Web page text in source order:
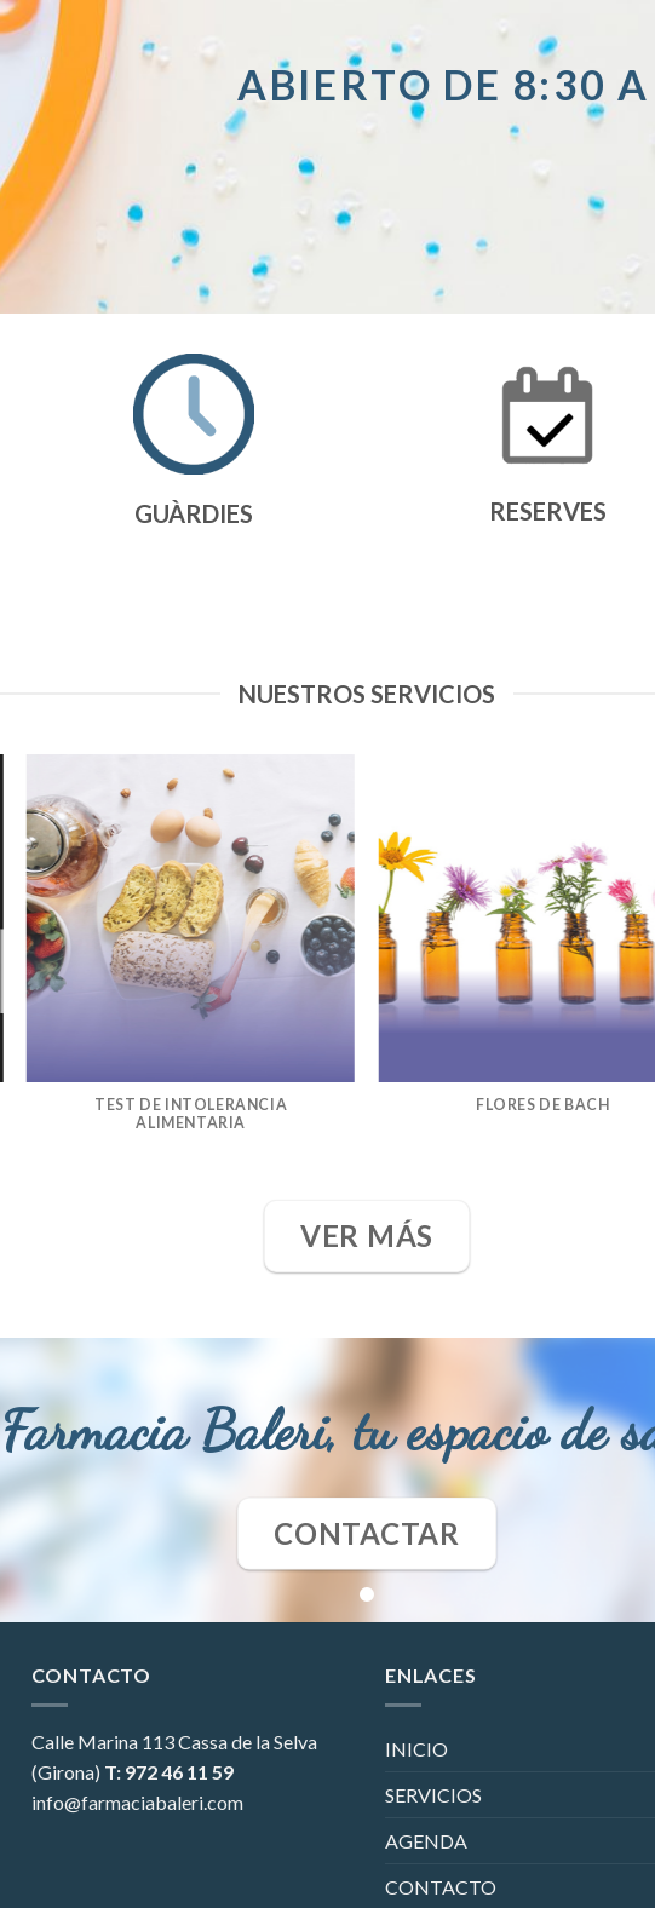
ABIERTO DE 8:30
GUÀRDIES RESERVES
NUESTROS SERVICIOS
TEST DE INTOLERANCIA
ALIMENTARIA
FLORES DE BACH
VER MÁS
Farmacia Baleri, tu espacio de
CONTACTAR
CONTACTO
Calle Marina 113Cassa de la Selva
(Girona) T: 972 46 11 59
info@farmaciabaleri.com
ENLACES
INICIO
SERVICIOS
AGENDA
CONTACTO